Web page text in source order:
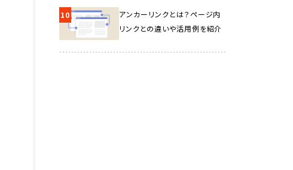
10
アンカーリンクとは？ページ内
リンクとの違いや活用例を紹介